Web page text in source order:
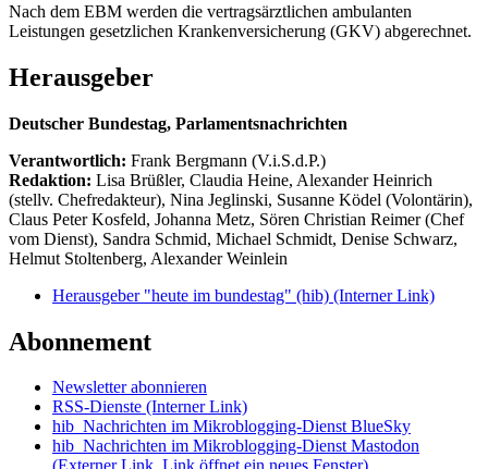
Nach dem EBM werden die vertragsärztlichen ambulanten
Leistungen gesetzlichen Krankenversicherung (GKV) abgerechnet.
Herausgeber
Deutscher Bundestag, Parlamentsnachrichten
Verantwortlich: Frank Bergmann (V.i.S.d.P.)
Redaktion: Lisa Brüßler, Claudia Heine, Alexander Heinrich
(stellv. Chefredakteur), Nina Jeglinski, Susanne Ködel (Volontärin),
Claus Peter Kosfeld, Johanna Metz, Sören Christian Reimer (Chef
vom Dienst), Sandra Schmid, Michael Schmidt, Denise Schwarz,
Helmut Stoltenberg, Alexander Weinlein
Herausgeber "heute im bundestag" (hib) (Interner Link)
Abonnement
Newsletter abonnieren
RSS-Dienste (Interner Link)
hib_Nachrichten im Mikroblogging-Dienst BlueSky
hib_Nachrichten im Mikroblogging-Dienst Mastodon